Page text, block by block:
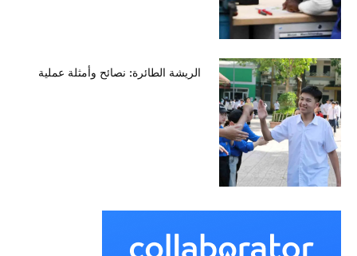
الريشة الطائرة: نصائح وأمثلة عملية